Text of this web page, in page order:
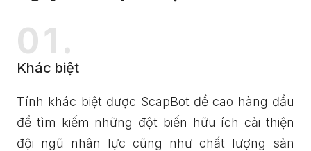
01.
Khác biệt
Tính khác biệt được ScapBot đề cao hàng đầu
để tìm kiếm những đột biến hữu ích cải thiện
đội ngũ nhân lực cũng như chất lượng sản